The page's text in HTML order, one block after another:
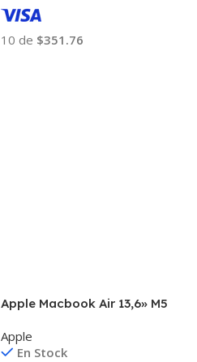
10 de $351.76
Apple Macbook Air 13,6» M5
Apple
En Stock